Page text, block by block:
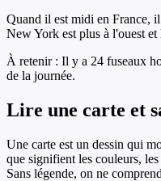
Quand il est midi en France,
New York est plus à l'ouest
À retenir : Il y a 24 fuseaux
de la journée.
Lire une carte et
Une carte est un dessin qui
que signifient les couleurs,
Sans légende, on ne